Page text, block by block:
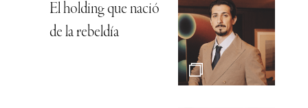
El holding que nació
de la rebeldía